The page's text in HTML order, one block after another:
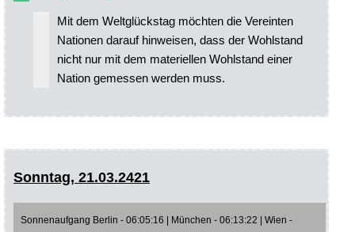
Mit dem Weltglückstag möchten die Vereinten
Nationen darauf hinweisen, dass der Wohlstand
nicht nur mit dem materiellen Wohlstand einer
Nation gemessen werden muss.
Sonntag, 21.03.2421
Sonnenaufgang Berlin - 06:05:16 | München - 06:13:22 | Wien -